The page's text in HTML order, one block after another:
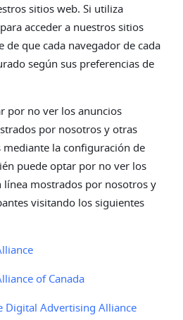
sitios web. Si utiliza
acceder a nuestros sitios
de que cada navegador de cada
según sus preferencias de
por no ver los anuncios
por nosotros y otras
la configuración de
puede optar por no ver los
mostrados por nosotros y
visitando los siguientes
of Canada
Digital Advertising Alliance